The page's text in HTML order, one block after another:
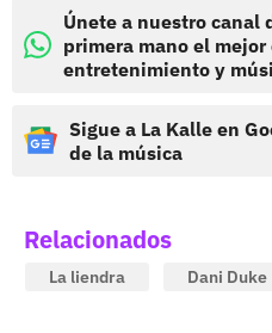
Únete a nuestro canal
primera mano el
entretenimiento y
Sigue a La Kalle en
de la música
Relacionados
La liendra Dani Duke